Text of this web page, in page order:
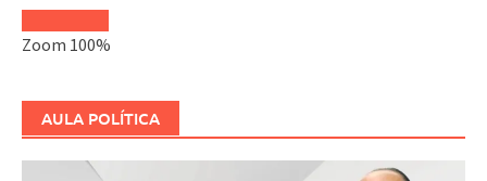
Zoom 100%
AULA POLÍTICA